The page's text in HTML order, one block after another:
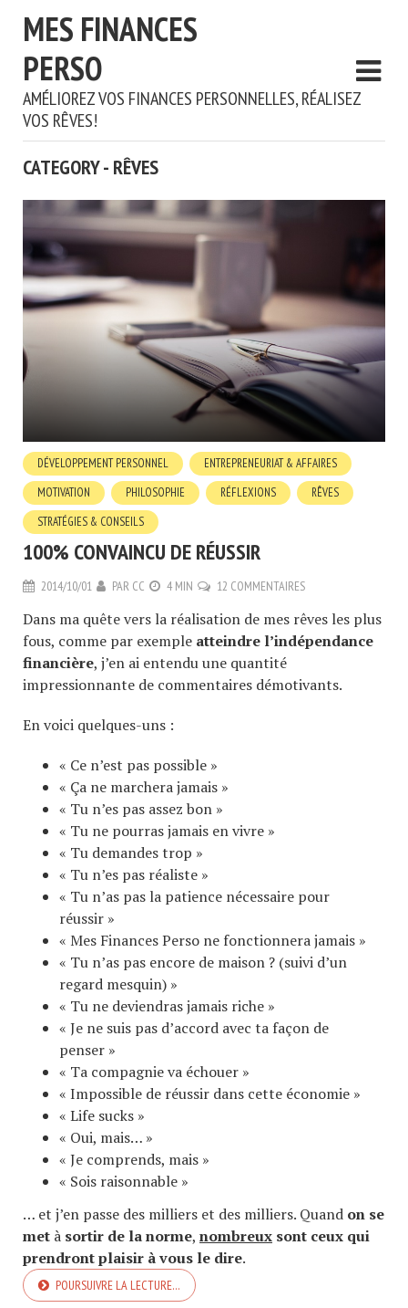
MES FINANCES
PERSO
AMÉLIOREZ VOS FINANCES PERSONNELLES, RÉALISEZ
VOS RÊVES!
CATEGORY - RÊVES
DÉVELOPPEMENT PERSONNEL
ENTREPRENEURIAT & AFFAIRES
MOTIVATION
PHILOSOPHIE RÉFLEXIONS
RÊVES
STRATÉGIES & CONSEILS
100% CONVAINCU DE RÉUSSIR
2014/10/01 PAR CC 4 MIN 12 COMMENTAIRES
Dans ma quête vers la réalisation de mes rêves les plus
fous, comme par exemple atteindre l’indépendance
financière, j’en ai entendu une quantité
impressionnante de commentaires démotivants.
En voici quelques-uns :
« Ce n’est pas possible »
« Ça ne marchera jamais »
« Tu n’es pas assez bon »
« Tu ne pourras jamais en vivre »
« Tu demandes trop »
« Tu n’es pas réaliste »
« Tu n’as pas la patience nécessaire pour
réussir »
« Mes Finances Perso ne fonctionnera jamais »
« Tu n’as pas encore de maison ? (suivi d’un
regard mesquin) »
« Tu ne deviendras jamais riche »
« Je ne suis pas d’accord avec ta façon de
penser »
« Ta compagnie va échouer »
« Impossible de réussir dans cette économie »
« Life sucks »
« Oui, mais… »
« Je comprends, mais »
« Sois raisonnable »
… et j’en passe des milliers et des milliers. Quand on se
met à sortir de la norme, nombreux sont ceux qui
prendront plaisir à vous le dire.
POURSUIVRE LA LECTURE…